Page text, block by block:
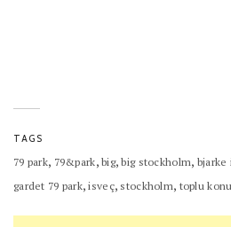
TAGS
79 park, 79&park,big,big stockholm, bjarke
gardet 79 park,isveç,stockholm, toplu